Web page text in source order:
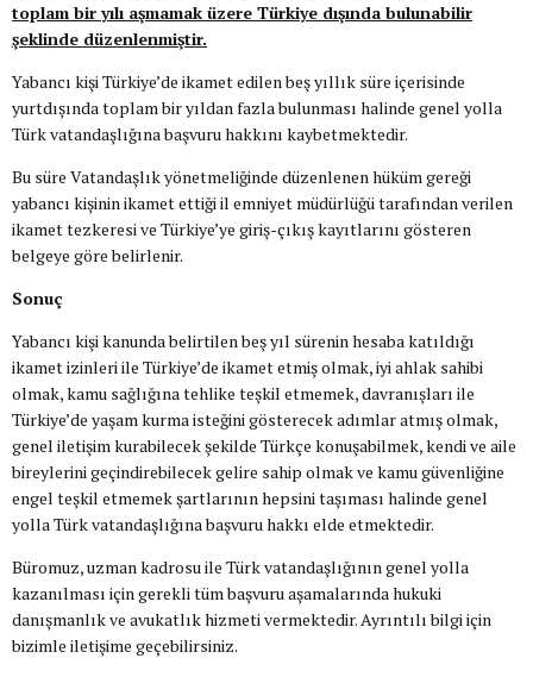
toplam bir yılı aşmamak üzere Türkiye dışında bulunabilir
şeklinde düzenlenmiştir.
Yabancı kişi Türkiye’de ikamet edilen beş yıllık süre içerisinde
yurtdışında toplam bir yıldan fazla bulunması halinde genel yolla
Türk vatandaşlığına başvuru hakkını kaybetmektedir.
Bu süre Vatandaşlık yönetmeliğinde düzenlenen hüküm gereği
yabancı kişinin ikamet ettiği il emniyet müdürlüğü tarafından verilen
ikamet tezkeresi ve Türkiye’ye giriş-çıkış kayıtlarını gösteren
belgeye göre belirlenir.
Sonuç
Yabancı kişi kanunda belirtilen beş yıl sürenin hesaba katıldığı
ikamet izinleri ile Türkiye’de ikamet etmiş olmak, iyi ahlak sahibi
olmak, kamu sağlığına tehlike teşkil etmemek, davranışları ile
Türkiye’de yaşam kurma isteğini gösterecek adımlar atmış olmak,
genel iletişim kurabilecek şekilde Türkçe konuşabilmek, kendi ve aile
bireylerini geçindirebilecek gelire sahip olmak ve kamu güvenliğine
engel teşkil etmemek şartlarının hepsini taşıması halinde genel
yolla Türk vatandaşlığına başvuru hakkı elde etmektedir.
Büromuz, uzman kadrosu ile Türk vatandaşlığının genel yolla
kazanılması için gerekli tüm başvuru aşamalarında hukuki
danışmanlık ve avukatlık hizmeti vermektedir. Ayrıntılı bilgi için
bizimle iletişime geçebilirsiniz.